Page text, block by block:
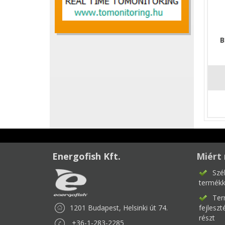
Energofish Kft.
1201 Budapest, Helsinki út 74.
+36-1-283-2285
Miért
részt